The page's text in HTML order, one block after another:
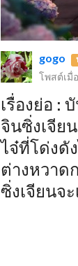
gogo
โพสต์เมื่อ
เรื่องย่อ :
จินซิ่งเจีย
ไจ๋ที่โด่ง
ต่างหวาด
ซิ่งเจียนจ